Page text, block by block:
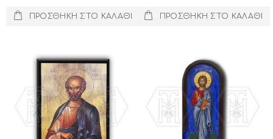
ΠΡΟΣΘΉΚΗ ΣΤΟ ΚΑΛΆΘΙ ΠΡΟΣΘΉΚΗ ΣΤΟ ΚΑΛΆΘΙ